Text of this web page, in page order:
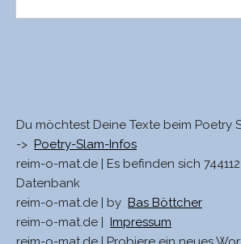
Meme Pfahls
Du möchtest Deine Texte beim Poetry
-> Poetry-Slam-Infos
reim-o-mat.de | Es befinden sich
Datenbank
reim-o-mat.de | by Bas Böttcher
reim-o-mat.de |
Impressum